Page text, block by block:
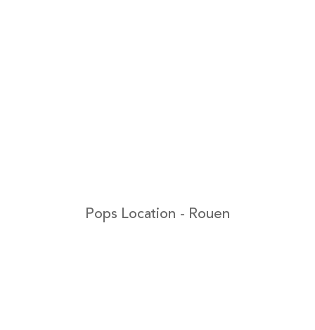
Pops Location - Rouen